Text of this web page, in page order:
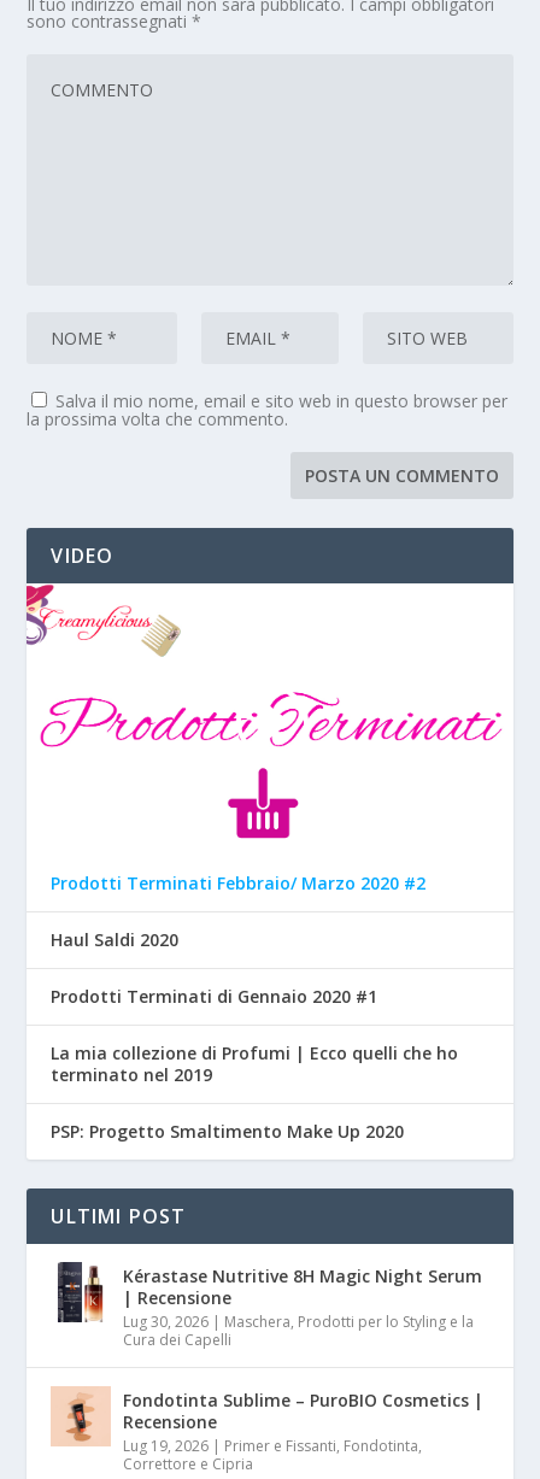
sono contrassegnati*
Salva il mio nome, email e sito web in questo browser per
la prossima volta che commento.
VIDEO
Prodotti Terminati Febbraio/ Marzo 2020 #2
Haul Saldi 2020
Prodotti Terminati di Gennaio 2020 #1
La mia collezione di Profumi | Ecco quelli che ho
terminato nel 2019
PSP: Progetto Smaltimento Make Up 2020
ULTIMI POST
Kérastase Nutritive 8H Magic Night Serum
| Recensione
Lug 30, 2026 | Maschera, Prodotti per lo Styling e la
Cura dei Capelli
Fondotinta Sublime – PuroBIO Cosmetics |
Recensione
Lug 19, 2026 | Primer e Fissanti, Fondotinta,
Correttore e Cipria